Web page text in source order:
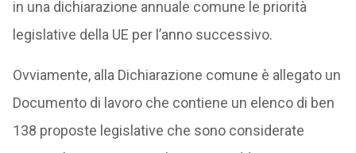
in una dichiarazione annuale comune le priorità
legislative della UE per l’anno successivo.
Ovviamente, alla Dichiarazione comune è allegato un
Documento di lavoro che contiene un elenco di ben
138 proposte legislative che sono considerate